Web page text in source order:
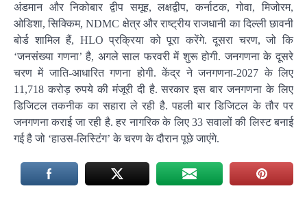
अंडमान और निकोबार द्वीप समूह, लक्षद्वीप, कर्नाटक, गोवा, मिजोरम,
ओडिशा, सिक्किम, NDMC क्षेत्र और राष्ट्रीय राजधानी का दिल्ली छावनी
बोर्ड शामिल हैं, HLO प्रक्रिया को पूरा करेंगे. दूसरा चरण, जो कि
‘जनसंख्या गणना’ है, अगले साल फरवरी में शुरू होगी. जनगणना के दूसरे
चरण में जाति-आधारित गणना होगी. केंद्र ने जनगणना-2027 के लिए
11,718 करोड़ रुपये की मंजूरी दी है. सरकार इस बार जनगणना के लिए
डिजिटल तकनीक का सहारा ले रही है. पहली बार डिजिटल के तौर पर
जनगणना कराई जा रही है. हर नागरिक के लिए 33 सवालों की लिस्ट बनाई
गई है जो ‘हाउस-लिस्टिंग’ के चरण के दौरान पूछे जाएंगे.